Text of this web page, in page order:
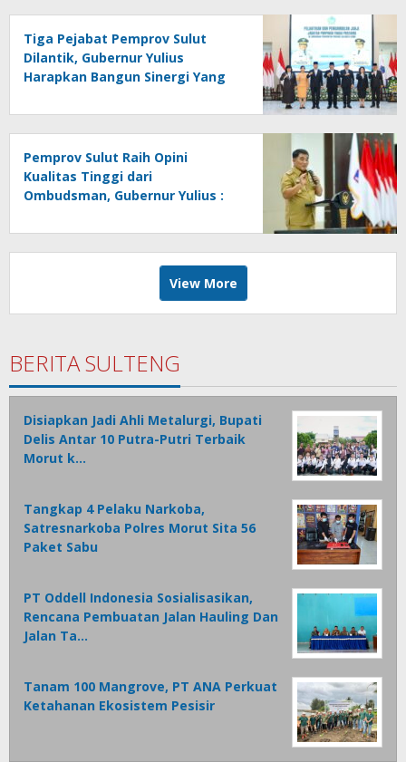
Tiga Pejabat Pemprov Sulut
Dilantik, Gubernur Yulius
Harapkan Bangun Sinergi Yang
Pemprov Sulut Raih Opini
Kualitas Tinggi dari
Ombudsman, Gubernur Yulius :
Tolak Ukur Pemerintah
View More
BERITA SULTENG
Disiapkan Jadi Ahli Metalurgi, Bupati
Delis Antar 10 Putra-Putri Terbaik
Morut k…
Tangkap 4 Pelaku Narkoba,
Satresnarkoba Polres Morut Sita 56
Paket Sabu
PT Oddell Indonesia Sosialisasikan,
Rencana Pembuatan Jalan Hauling Dan
Jalan Ta…
Tanam 100 Mangrove, PT ANA Perkuat
Ketahanan Ekosistem Pesisir